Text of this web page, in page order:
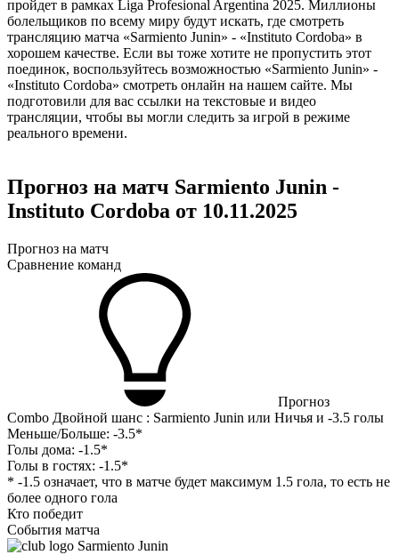
пройдет в рамках Liga Profesional Argentina 2025. Миллионы
болельщиков по всему миру будут искать, где смотреть
трансляцию матча «Sarmiento Junin» - «Instituto Cordoba» в
хорошем качестве. Если вы тоже хотите не пропустить этот
поединок, воспользуйтесь возможностью «Sarmiento Junin» -
«Instituto Cordoba» смотреть онлайн на нашем сайте. Мы
подготовили для вас ссылки на текстовые и видео
трансляции, чтобы вы могли следить за игрой в режиме
реального времени.
Прогноз на матч Sarmiento Junin -
Instituto Cordoba от 10.11.2025
Прогноз на матч
Сравнение команд
Прогноз
Combo Двойной шанс : Sarmiento Junin или Ничья и -3.5 голы
Меньше/Больше: -3.5*
Голы дома: -1.5*
Голы в гостях: -1.5*
* -1.5 означает, что в матче будет максимум 1.5 гола, то есть не
более одного гола
Кто победит
События матча
Sarmiento Junin